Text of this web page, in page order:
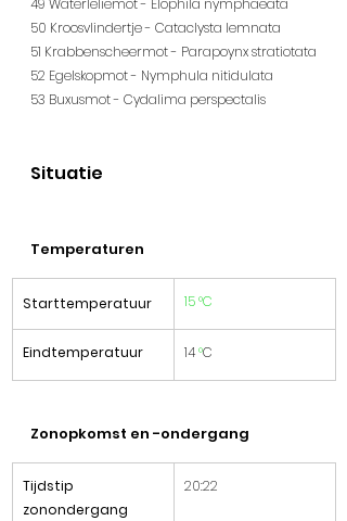
49 Waterleliemot - Elophila nymphaeata
50 Kroosvlindertje - Cataclysta lemnata
51 Krabbenscheermot - Parapoynx stratiotata
52 Egelskopmot - Nymphula nitidulata
53 Buxusmot - Cydalima perspectalis
Situatie
Temperaturen
Starttemperatuur 15 °C
Eindtemperatuur 14 °C
Zonopkomst en -ondergang
Tijdstip
zonondergang
​20:22